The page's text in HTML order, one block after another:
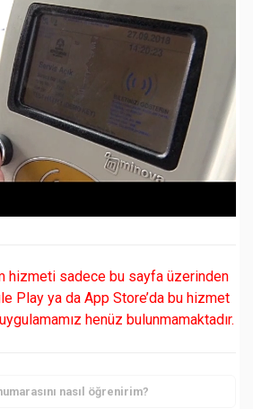
hizmeti sadece bu sayfa üzerinden
Play ya da App Store’da bu hizmet
henüz bulunmamaktadır.
nasıl öğrenirim?